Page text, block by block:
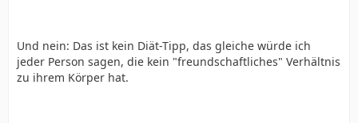
Und nein: Das ist kein Diät-Tipp, das gleiche würde ich
jeder Person sagen, die kein "freundschaftliches" Verhältnis
zu ihrem Körper hat.